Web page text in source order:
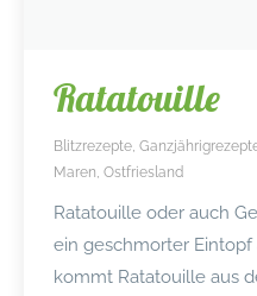
Ratatouille
Blitzrezepte
Maren Ostfriesland
Ratatouille oder auch
ein geschmorter Eintopf
kommt Ratatouille aus